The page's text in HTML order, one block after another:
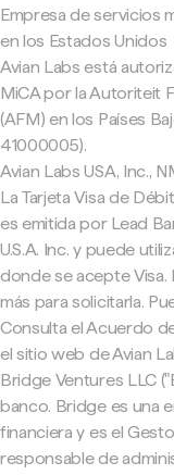
Empresa de servicios
en los Estados Unidos
Avian Labs está
MiCA por la Autoriteit
(AFM) en los Países
41000005).
Avian Labs USA, Inc.,
La Tarjeta Visa de
es emitida por Lead
U.S.A. Inc. y puede
donde se acepte Visa.
más para solicitarla.
Consulta el Acuerdo
el sitio web de Avian
Bridge Ventures LLC
banco. Bridge es una
financiera y es el
responsable de